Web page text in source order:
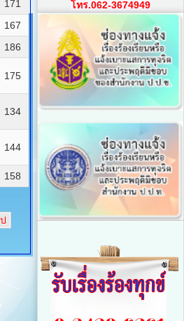
171
167
186
175
134
144
158
โทร.062-3674949